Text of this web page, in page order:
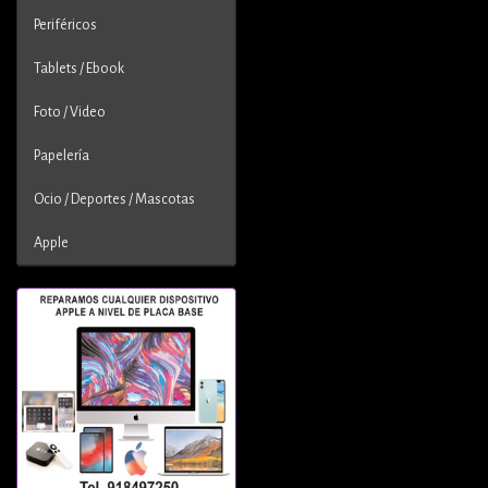
Periféricos
Tablets / Ebook
Foto / Video
Papelería
Ocio / Deportes / Mascotas
Apple